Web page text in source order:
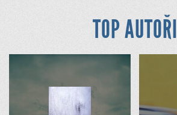
TOP AUTOŘI